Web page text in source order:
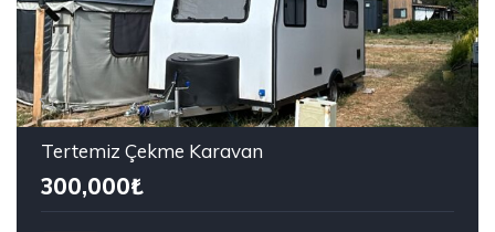
Tertemiz Çekme Karavan
300,000₺